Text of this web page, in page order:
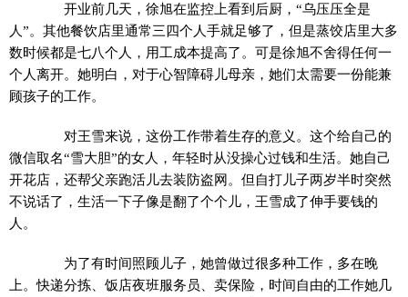
开业前几天，徐旭在监控上看到后厨，“乌压压全是
人”。其他餐饮店里通常三四个人手就足够了，但是蒸饺店里大多
数时候都是七八个人，用工成本提高了。可是徐旭不舍得任何一
个人离开。她明白，对于心智障碍儿母亲，她们太需要一份能兼
顾孩子的工作。
对王雪来说，这份工作带着生存的意义。这个给自己的
微信取名“雪大胆”的女人，年轻时从没操心过钱和生活。她自己
开花店，还帮父亲跑活儿去装防盗网。但自打儿子两岁半时突然
不说话了，生活一下子像是翻了个个儿，王雪成了伸手要钱的
人。
为了有时间照顾儿子，她曾做过很多种工作，多在晚
上。快递分拣、饭店夜班服务员、卖保险，时间自由的工作她几